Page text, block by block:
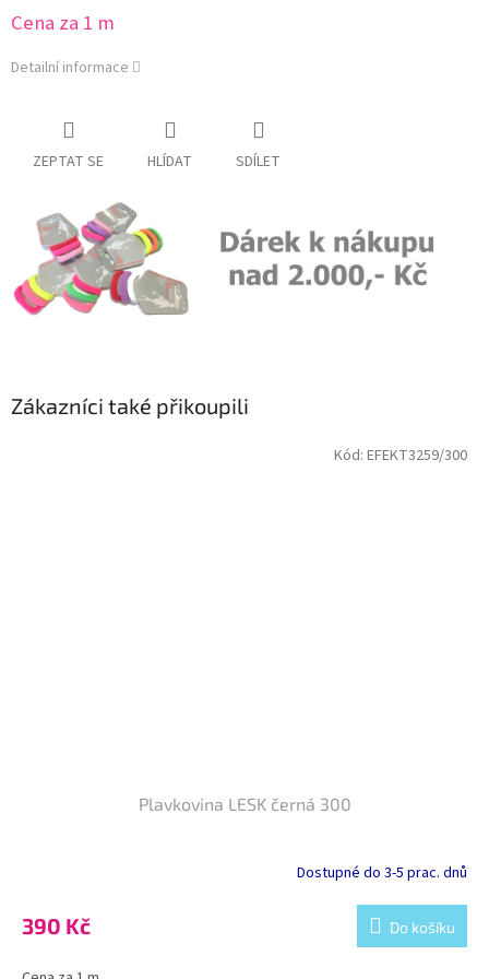
Cena za 1 m
Detailní informace
ZEPTAT SE HLÍDAT SDÍLET
Zákazníci také přikoupili
Plavkovina LESK černá 300
Dostupné do 3-5 prac. dnů
390 Kč Do košíku
Kód: EFEKT3259/300